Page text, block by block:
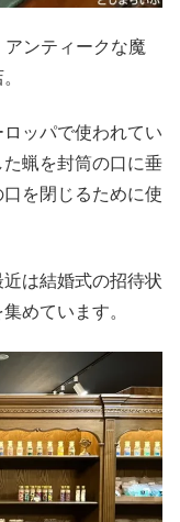
ンティークな魔
ッパで使われてい
蝋を封筒の口に垂
を閉じるために使
は結婚式の招待状
めています。